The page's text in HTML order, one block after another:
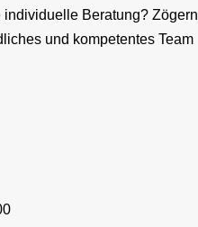
Beratung? Zögern
und kompetentes Team